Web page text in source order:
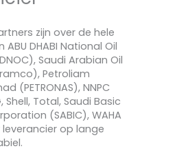
zijn over de hele
ABU DHABI National Oil
Saudi Arabian Oil
Petroliam
(PETRONAS), NNPC
Shell, Total, Saudi Basic
(SABIC), WAHA
op lange